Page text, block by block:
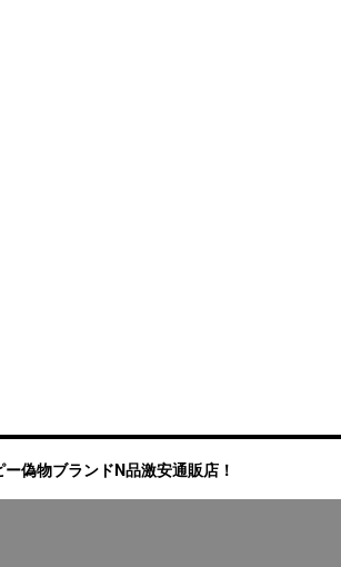
偽物ブランドN品激安通販店！